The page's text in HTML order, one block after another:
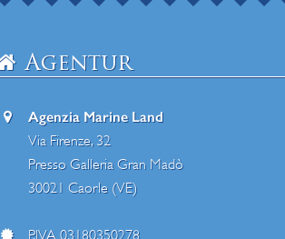
Agentur
Agenzia Marine Land
Via Firenze, 32
Presso Galleria Gran Madò
30021 Caorle (VE)
P.IVA 03180350278